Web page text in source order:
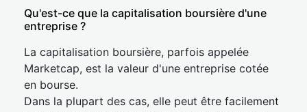
Qu'est-ce que la capitalisation boursière d'une
entreprise ?
La capitalisation boursière, parfois appelée
Marketcap, est la valeur d'une entreprise cotée
en bourse.
Dans la plupart des cas, elle peut être facilement